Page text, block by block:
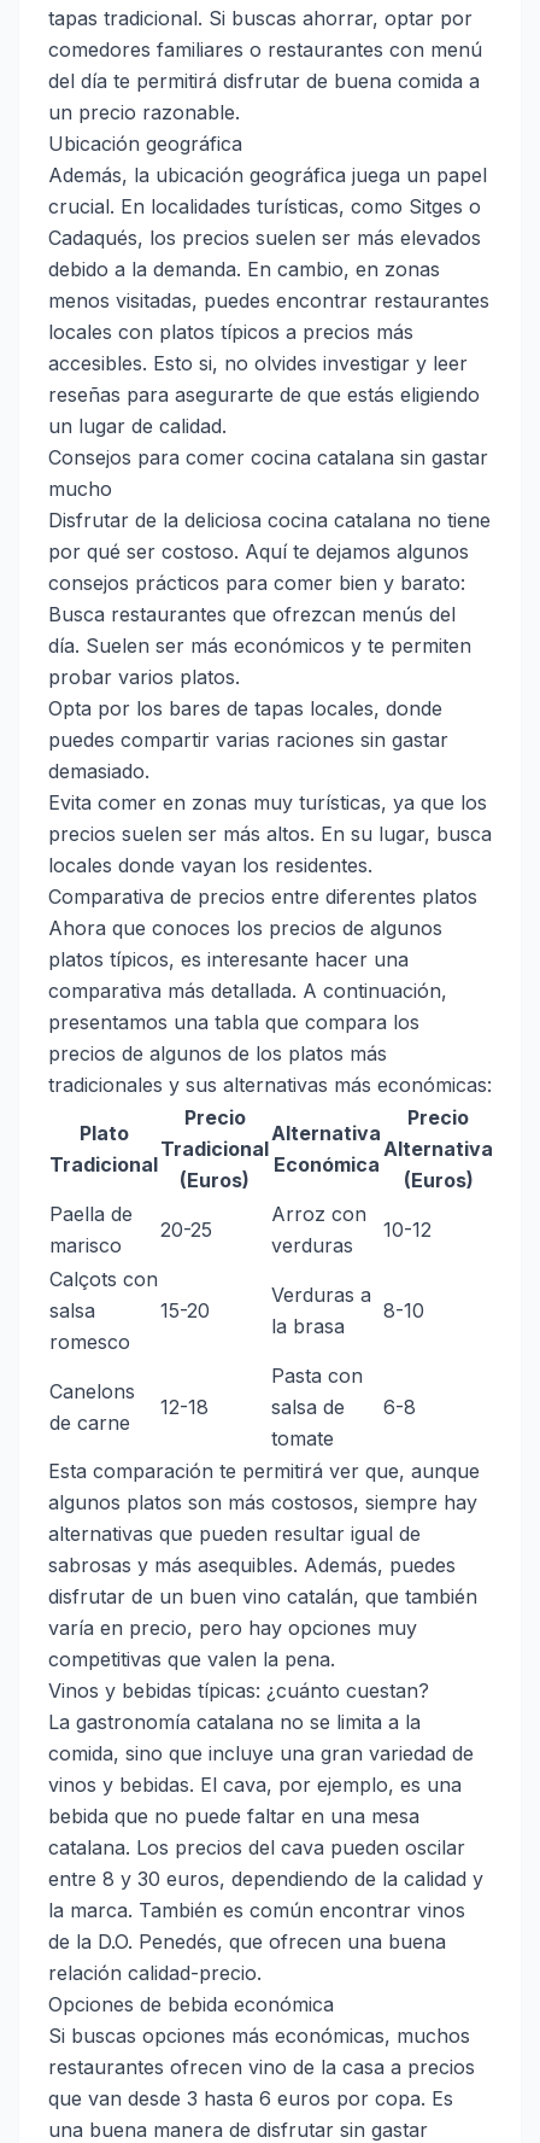
tapas tradicional. Si buscas ahorrar, optar por
comedores familiares o restaurantes con menú
del día te permitirá disfrutar de buena comida a
un precio razonable.
Ubicación geográfica
Además, la ubicación geográfica juega un papel
crucial. En localidades turísticas, como Sitges o
Cadaqués, los precios suelen ser más elevados
debido a la demanda. En cambio, en zonas
menos visitadas, puedes encontrar restaurantes
locales con platos típicos a precios más
accesibles. Esto si, no olvides investigar y leer
reseñas para asegurarte de que estás eligiendo
un lugar de calidad.
Consejos para comer cocina catalana sin gastar
mucho
Disfrutar de la deliciosa cocina catalana no tiene
por qué ser costoso. Aquí te dejamos algunos
consejos prácticos para comer bien y barato:
Busca restaurantes que ofrezcan menús del
día. Suelen ser más económicos y te permiten
probar varios platos.
Opta por los bares de tapas locales, donde
puedes compartir varias raciones sin gastar
demasiado.
Evita comer en zonas muy turísticas, ya que los
precios suelen ser más altos. En su lugar, busca
locales donde vayan los residentes.
Comparativa de precios entre diferentes platos
Ahora que conoces los precios de algunos
platos típicos, es interesante hacer una
comparativa más detallada. A continuación,
presentamos una tabla que compara los
precios de algunos de los platos más
tradicionales y sus alternativas más económicas:
Plato
Tradicional
Precio
Tradicional
(Euros)
Alternativa
Económica
Precio
Alternativa
(Euros)
Paella de
marisco
20-25
Arroz con
verduras
10-12
Calçots con
salsa
romesco
15-20
Verduras a
la brasa
8-10
Canelons
de carne
12-18
Pasta con
salsa de
tomate
6-8
Esta comparación te permitirá ver que, aunque
algunos platos son más costosos, siempre hay
alternativas que pueden resultar igual de
sabrosas y más asequibles. Además, puedes
disfrutar de un buen vino catalán, que también
varía en precio, pero hay opciones muy
competitivas que valen la pena.
Vinos y bebidas típicas: ¿cuánto cuestan?
La gastronomía catalana no se limita a la
comida, sino que incluye una gran variedad de
vinos y bebidas. El cava, por ejemplo, es una
bebida que no puede faltar en una mesa
catalana. Los precios del cava pueden oscilar
entre 8 y 30 euros, dependiendo de la calidad y
la marca. También es común encontrar vinos
de la D.O. Penedés, que ofrecen una buena
relación calidad-precio.
Opciones de bebida económica
Si buscas opciones más económicas, muchos
restaurantes ofrecen vino de la casa a precios
que van desde 3 hasta 6 euros por copa. Es
una buena manera de disfrutar sin gastar